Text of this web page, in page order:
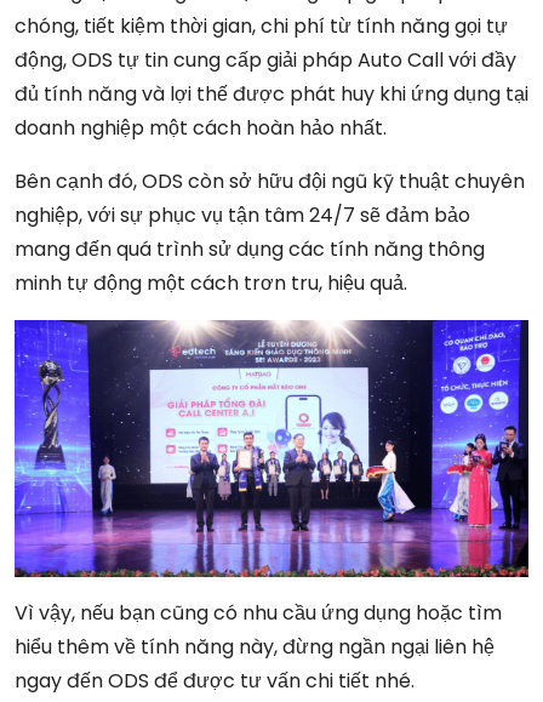
chóng, tiết kiệm thời gian, chi phí từ tính năng gọi tự
động, ODS tự tin cung cấp giải pháp Auto Call với đầy
đủ tính năng và lợi thế được phát huy khi ứng dụng tại
doanh nghiệp một cách hoàn hảo nhất.
Bên cạnh đó, ODS còn sở hữu đội ngũ kỹ thuật chuyên
nghiệp, với sự phục vụ tận tâm 24/7 sẽ đảm bảo
mang đến quá trình sử dụng các tính năng thông
minh tự động một cách trơn tru, hiệu quả.
Vì vậy, nếu bạn cũng có nhu cầu ứng dụng hoặc tìm
hiểu thêm về tính năng này, đừng ngần ngại liên hệ
ngay đến ODS để được tư vấn chi tiết nhé.